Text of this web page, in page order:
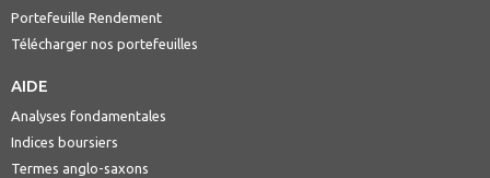
Portefeuille Rendement
Télécharger nos portefeuilles
AIDE
Analyses fondamentales
Indices boursiers
Termes anglo-saxons